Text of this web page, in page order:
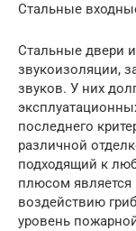
Стальные
Стальные двери
звукоизоляции,
звуков. У них
последнего
различной
подходящий к
плюсом является
воздействию
уровень